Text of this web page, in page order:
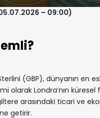
– 09:00)
(GBP), dünyanın en
olarak Londra’nın
arasındaki ticari ve
getirir.